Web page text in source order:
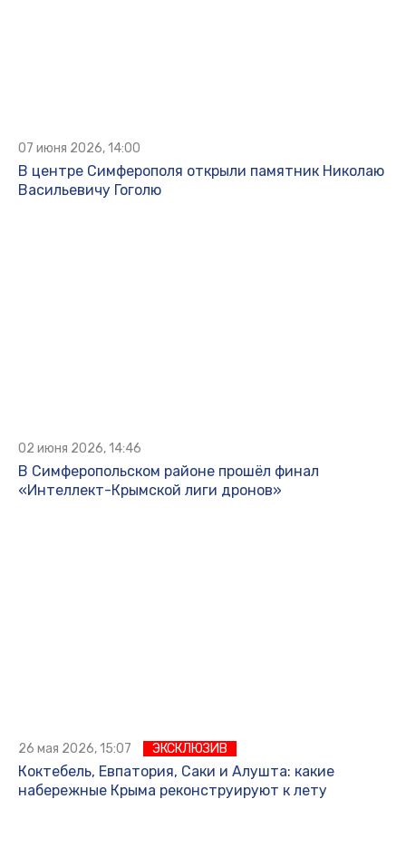
07 июня 2026, 14:00
В центре Симферополя открыли памятник Николаю
Васильевичу Гоголю
02 июня 2026, 14:46
В Симферопольском районе прошёл финал
«Интеллект-Крымской лиги дронов»
26 мая 2026, 15:07 ЭКСКЛЮЗИВ
Коктебель, Евпатория, Саки и Алушта: какие
набережные Крыма реконструируют к лету